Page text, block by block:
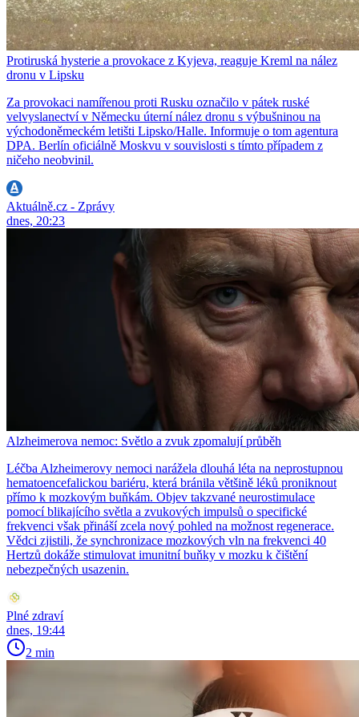
Protiruská hysterie a provokace z Kyjeva, reaguje Kreml na nález
dronu v Lipsku
Za provokaci namířenou proti Rusku označilo v pátek ruské
velvyslanectví v Německu úterní nález dronu s výbušninou na
východoněmeckém letišti Lipsko/Halle. Informuje o tom agentura
DPA. Berlín oficiálně Moskvu v souvislosti s tímto případem z
ničeho neobvinil.
Aktuálně.cz - Zprávy
dnes, 20:23
Alzheimerova nemoc: Světlo a zvuk zpomalují průběh
Léčba Alzheimerovy nemoci narážela dlouhá léta na neprostupnou
hematoencefalickou bariéru, která bránila většině léků proniknout
přímo k mozkovým buňkám. Objev takzvané neurostimulace
pomocí blikajícího světla a zvukových impulsů o specifické
frekvenci však přináší zcela nový pohled na možnost regenerace.
Vědci zjistili, že synchronizace mozkových vln na frekvenci 40
Hertzů dokáže stimulovat imunitní buňky v mozku k čištění
nebezpečných usazenin.
Plné zdraví
dnes, 19:44
2 min